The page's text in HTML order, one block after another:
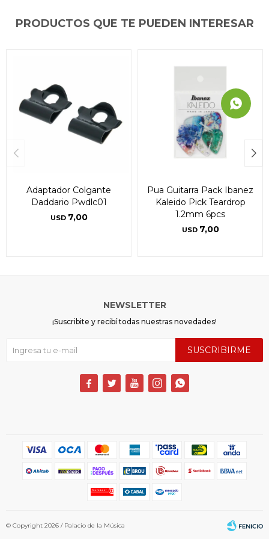
PRODUCTOS QUE TE PUEDEN INTERESAR
Adaptador Colgante
Daddario Pwdlc01
USD 7,00
Pua Guitarra Pack Ibanez
Kaleido Pick Teardrop
1.2mm 6pcs
USD 7,00
NEWSLETTER
¡Suscribite y recibí todas nuestras novedades!
SUSCRIBIRME
    
© Copyright 2026 / Palacio de la Música